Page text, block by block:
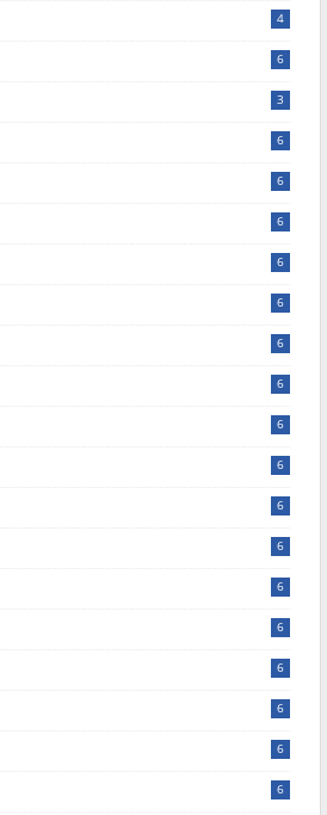
4
6
3
6
6
6
6
6
6
6
6
6
6
6
6
6
6
6
6
6